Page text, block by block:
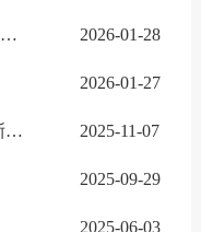
2025年浙江省邮政管理系统行政执法行为统计表 2026-01-28
2026-01-27
关于仿印邮票图案许可的公告(浙邮仿印〔2025〕第1号) 2025-11-07
2025-09-29
2025-06-03